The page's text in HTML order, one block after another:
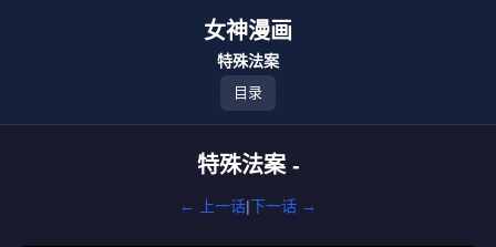
女神漫画
特殊法案
目录
特殊法案 -
← 上一话|下一话 →